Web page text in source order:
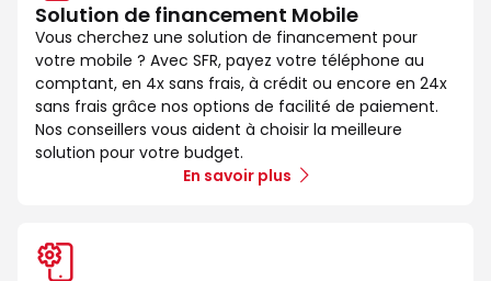
Solution de financement Mobile
Vous cherchez une solution de financement pour
votre mobile ? Avec SFR, payez votre téléphone au
comptant, en 4x sans frais, à crédit ou encore en 24x
sans frais grâce nos options de facilité de paiement.
Nos conseillers vous aident à choisir la meilleure
solution pour votre budget.
En savoir plus